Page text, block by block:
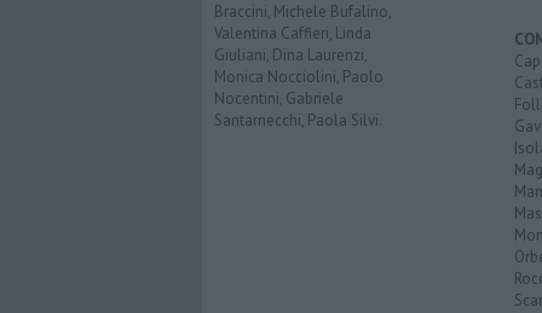
Braccini, Michele Bufalino,
Valentina Caffieri, Linda
Giuliani, Dina Laurenzi,
Monica Nocciolini, Paolo
Nocentini, Gabriele
Santarnecchi, Paola Silvi.